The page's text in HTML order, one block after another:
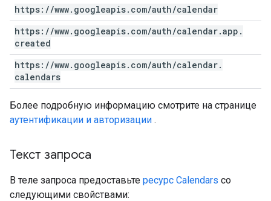
https: //www. googleapis. com/auth/calendar
https: //www. googleapis. com/auth/calendar.app .
created
https: //www. googleapis. com/auth/calendar.
calendars
Более подробную информацию смотрите на странице
аутентификации и авторизации .
Текст запроса
В теле запроса предоставьте ресурс Calendars со
следующими свойствами: